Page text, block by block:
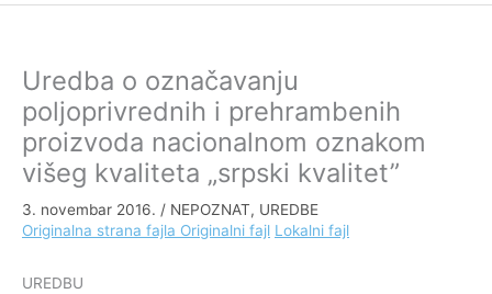
Uredba o označavanju
poljoprivrednih i prehrambenih
proizvoda nacionalnom oznakom
višeg kvaliteta „srpski kvalitet”
3. novembar 2016. / NEPOZNAT, UREDBE
Originalna strana fajla Originalni fajl Lokalni fajl
UREDBU